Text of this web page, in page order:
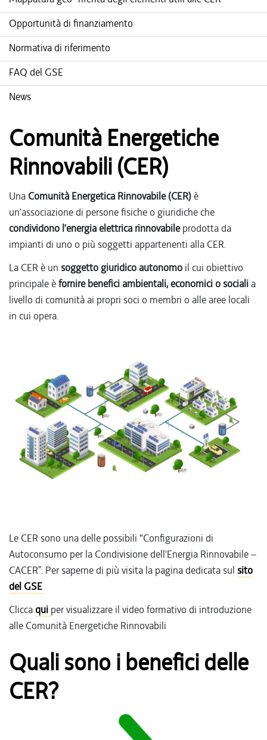
Opportunità di finanziamento
Normativa di riferimento
FAQ del GSE
News
Comunità Energetiche
Rinnovabili (CER)
Una Comunità Energetica Rinnovabile (CER)è
un’associazione di persone fisiche o giuridiche che
condividono l’energia elettrica rinnovabileprodotta da
impianti di uno o più soggetti appartenenti alla CER.
La CER è un soggetto giuridico autonomo il cui obiettivo
principale èfornire benefici ambientali, economici o sociali a
livello di comunità ai propri soci o membri o alle aree locali
in cui opera.
Le CER sono una delle possibili "Configurazioni di
Autoconsumo per la Condivisione dell'Energia Rinnovabile –
CACER”. Per saperne di più visita la pagina dedicata sul sito
del GSE
Cliccaqui per visualizzare il video formativo di introduzione
alle Comunità Energetiche Rinnovabili
Quali sono i benefici delle
CER?